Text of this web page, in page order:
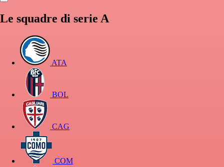
Le squadre di serie A
ATA
BOL
CAG
COM